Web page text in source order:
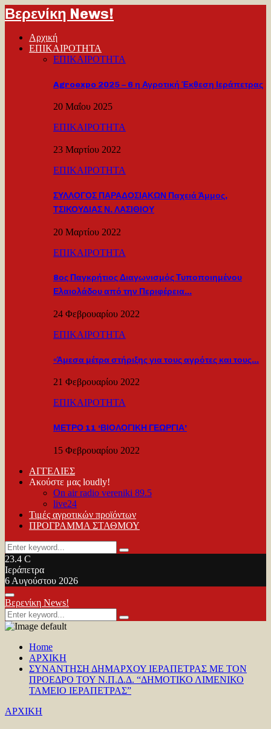
Βερενίκη News!
Αρχική
ΕΠΙΚΑΙΡΟΤΗΤΑ
ΕΠΙΚΑΙΡΟΤΗΤΑ
Agroexpo 2025 – 6 η Αγροτική Έκθεση Ιεράπετρας
20 Μαΐου 2025
ΕΠΙΚΑΙΡΟΤΗΤΑ
23 Μαρτίου 2022
ΕΠΙΚΑΙΡΟΤΗΤΑ
ΣΥΛΛΟΓΟΣ ΠΑΡΑΔΟΣΙΑΚΩΝ Παχειά Άμμος,
ΤΣΙΚΟΥΔΙΑΣ Ν. ΛΑΣΙΘΙΟΥ
20 Μαρτίου 2022
ΕΠΙΚΑΙΡΟΤΗΤΑ
8ος Παγκρήτιος Διαγωνισμός Τυποποιημένου
Ελαιολάδου από την Περιφέρεια…
24 Φεβρουαρίου 2022
ΕΠΙΚΑΙΡΟΤΗΤΑ
«Άμεσα μέτρα στήριξης για τους αγρότες και τους…
21 Φεβρουαρίου 2022
ΕΠΙΚΑΙΡΟΤΗΤΑ
ΜΕΤΡΟ 11 ‘ΒΙΟΛΟΓΙΚΗ ΓΕΩΡΓΙΑ’
15 Φεβρουαρίου 2022
ΑΓΓΕΛΙΕΣ
Ακούστε μας loudly!
On air radio vereniki 89.5
live24
Τιμές αγροτικών προϊόντων
ΠΡΟΓΡΑΜΜΑ ΣΤΑΘΜΟΥ
Search
for:
Search
23.4 C
Ιεράπετρα
6 Αυγούστου 2026
Facebook
Twitter
Youtube
Primary
Menu
Βερενίκη News!
Search
for:
Search
Home
ΑΡΧΙΚΗ
ΣΥΝΑΝΤΗΣΗ ΔΗΜΑΡΧΟΥ ΙΕΡΑΠΕΤΡΑΣ ΜΕ ΤΟΝ
ΠΡΟΕΔΡΟ ΤΟΥ Ν.Π.Δ.Δ. “ΔΗΜΟΤΙΚΟ ΛΙΜΕΝΙΚΟ
ΤΑΜΕΙΟ ΙΕΡΑΠΕΤΡΑΣ”
ΑΡΧΙΚΗ